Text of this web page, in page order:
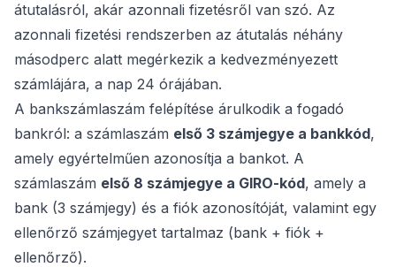
átutalásról, akár azonnali fizetésről van szó. Az
azonnali fizetési rendszerben az átutalás néhány
másodperc alatt megérkezik a kedvezményezett
számlájára, a nap 24 órájában.
A bankszámlaszám felépítése árulkodik a fogadó
bankról: a számlaszám első 3 számjegye a bankkód,
amely egyértelműen azonosítja a bankot. A
számlaszám első 8 számjegye a GIRO-kód, amely a
bank (3 számjegy) és a fiók azonosítóját, valamint egy
ellenőrző számjegyet tartalmaz (bank + fiók +
ellenőrző).